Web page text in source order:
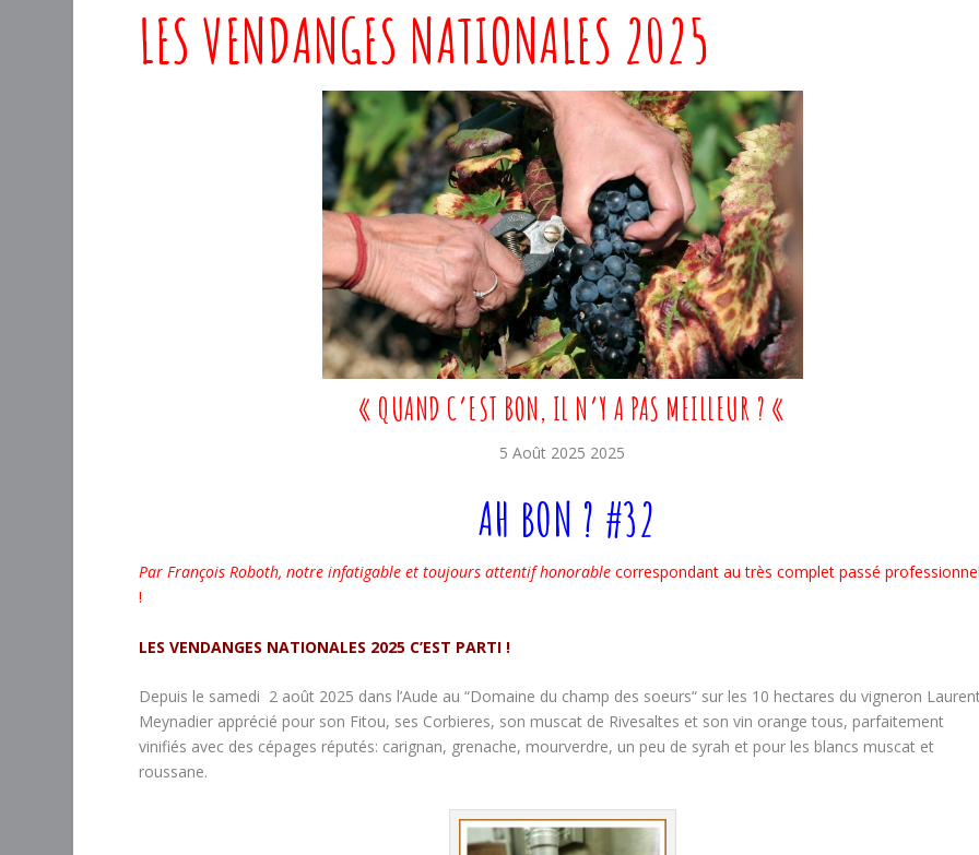
LES VENDANGES NATIONALES 2025
« QUAND C’EST BON, IL N’Y A PAS MEILLEUR ? «
5 Août 2025 2025
AH BON ? #32
Par François Roboth, notre infatigable et toujours attentif honorablecorrespondant au très complet passé
!
LES VENDANGES NATIONALES 2025 C’EST PARTI !
Depuis le samedi 2 août 2025 dans l’Aude au “Domaine du champ des soeurs“ sur les 10 hectares du vigneron
Meynadier apprécié pour son Fitou, ses Corbieres, son muscat de Rivesaltes et son vin orange tous, parfaitement
vinifiés avec des cépages réputés: carignan, grenache, mourverdre, un peu de syrah et pour les blancs muscat et
roussane.